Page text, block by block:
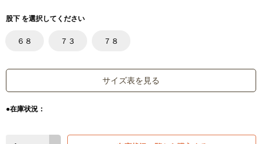
股下 を選択してください
６８ ７３ ７８
サイズ表を見る
●在庫状況：